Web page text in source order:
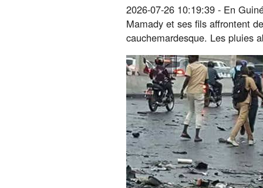
2026-07-26 10:19:39 - En
Mamady et ses fils affrontent
cauchemardesque. Les pluies